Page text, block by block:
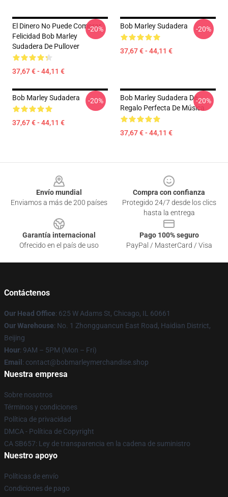
El Dinero No Puede Comprar
Felicidad Bob Marley
Sudadera De Pullover
37,67 € - 44,11 €
-20% Bob Marley Sudadera
37,67 € - 44,11 €
-20%
Bob Marley Sudadera
37,67 € - 44,11 €
-20%
Bob Marley Sudadera De
Regalo Perfecta De Música
37,67 € - 44,11 €
-20%
Envío mundial
Enviamos a más de 200 países
Compra con confianza
Protegido 24/7 desde los clics
hasta la entrega
Garantía internacional
Ofrecido en el país de uso
Pago 100% seguro
PayPal / MasterCard / Visa
Contáctenos
Our Head Office: 625 W Adams St, Chicago, IL 60661
Our Warehouse: No. 1 Zhongguancun East Road, Haidian District,
Beijing
Hour: 9AM – 5PM (Mon – Fri)
Email : contact@bobmarleymerchandise.shop
Nuestra empresa
Sobre nosotros
Términos y condiciones
Política de privacidad
DMCA - Política de Copyright
CA SB657: Ley de transparencia en la cadena de suministro
Nuestro apoyo
Políticas de envío
Condiciones de pago